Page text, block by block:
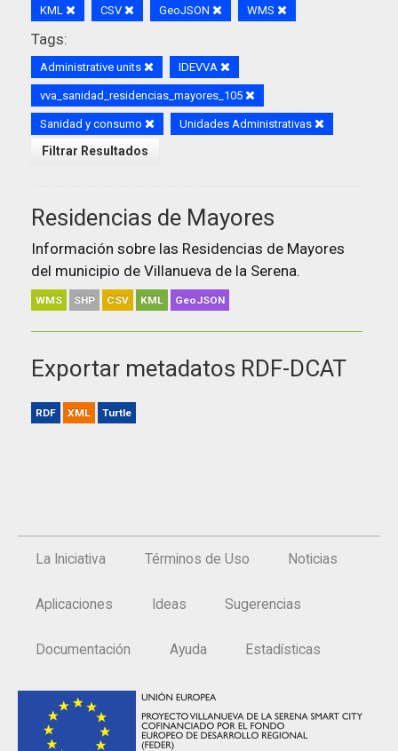
KML CSV GeoJSON WMS
Tags:
Administrative units IDEVVA
vva_sanidad_residencias_mayores_105
Sanidad y consumo Unidades Administrativas
Filtrar Resultados
Residencias de Mayores
Información sobre las Residencias de Mayores
del municipio de Villanueva de la Serena.
WMS SHP CSV KML GeoJSON
Exportar metadatos RDF-DCAT
RDF XML Turtle
La Iniciativa Términos de Uso Noticias
Aplicaciones Ideas Sugerencias
Documentación Ayuda Estadísticas